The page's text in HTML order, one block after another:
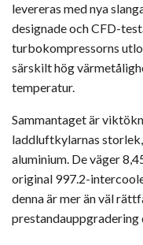
levereras med nya
designade och CFD-
turbokompressorns
särskilt hög
temperatur.
Sammantaget är
laddluftkylarnas
aluminium. De väger
original 997.2-
denna är mer än väl
prestandauppgradering